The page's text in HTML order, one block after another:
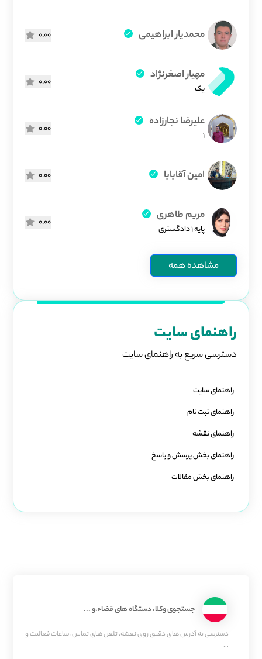
محمدیار ابراهیمی 0.00
مهیار اصغرنژاد
یک
0.00
علیرضا نجارزاده
1
0.00
امین آقابابا 0.00
مریم طاهری
پایه ۱ دادگستری
0.00
مشاهده همه
راهنمای سایت
دسترسی سریع به راهنمای سایت
راهنمای سایت
راهنمای ثبت نام
راهنمای نقشه
راهنمای بخش پرسش و پاسخ
راهنمای بخش مقالات
جستجوی وکلا، دستگاه های قضاء،و ...
دسترسی به آدرس های دقیق روی نقشه، تلفن های تماس، ساعات فعالیت و
...